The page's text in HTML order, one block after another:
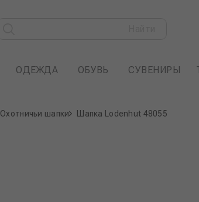
ОДЕЖДА ОБУВЬ СУВЕНИРЫ
Охотничьи шапки Шапка Lodenhut 48055